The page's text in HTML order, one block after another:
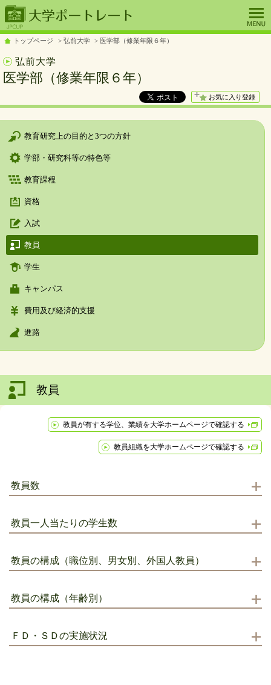
トップページ 弘前大学 医学部（修業年限６年）
弘前大学
医学部（修業年限６年）
お気に入り登録
教育研究上の目的と3つの方針
学部・研究科等の特色等
教育課程
資格
入試
教員
学生
キャンパス
費用及び経済的支援
進路
教員
教員が有する学位、業績を大学ホームページで確認する
教員組織を大学ホームページで確認する
教員数
教員一人当たりの学生数
教員の構成（職位別、男女別、外国人教員）
教員の構成（年齢別）
ＦＤ・ＳＤの実施状況